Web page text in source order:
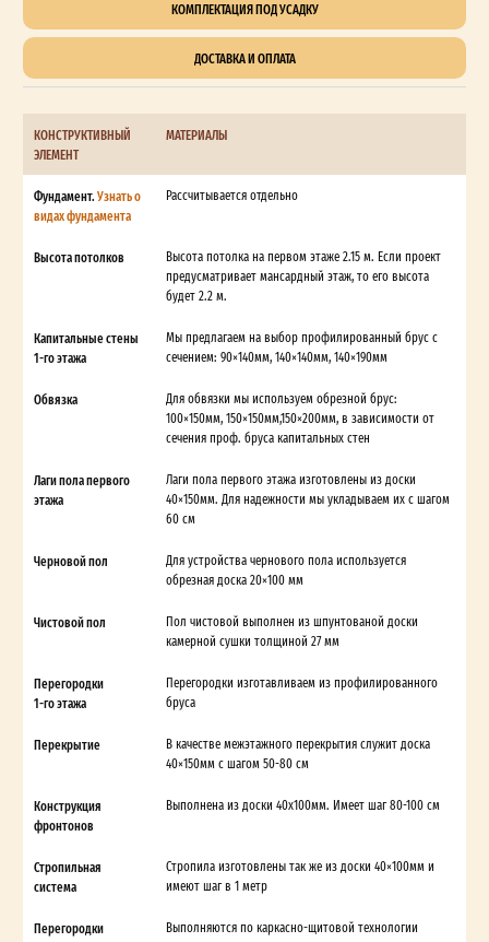
КОМПЛЕКТАЦИЯ ПОД УСАДКУ
ДОСТАВКА И ОПЛАТА
КОНСТРУКТИВНЫЙ
ЭЛЕМЕНТ
МАТЕРИАЛЫ
Фундамент.Узнать о
видах фундамента
Рассчитывается отдельно
Высота потолков
Высота потолка на первом этаже 2.15 м. Если проект
предусматривает мансардный этаж, то его высота
будет 2.2 м.
Капитальные стены
1-го этажа
Мы предлагаем на выбор профилированный брус с
сечением: 90×140мм, 140×140мм, 140×190мм
Обвязка
Для обвязки мы используем обрезной брус:
100×150мм, 150×150мм,150×200мм, в зависимости от
сечения проф. бруса капитальных стен
Лаги пола первого
этажа
Лаги пола первого этажа изготовлены из доски
40×150мм. Для надежности мы укладываем их с шагом
60 см
Черновой пол
Для устройства чернового пола используется
обрезная доска 20×100 мм
Чистовой пол
Пол чистовой выполнен из шпунтованой доски
камерной сушки толщиной 27 мм
Перегородки
1-го этажа
Перегородки изготавливаем из профилированного
бруса
Перекрытие
В качестве межэтажного перекрытия служит доска
40×150мм с шагом 50-80 см
Конструкция
фронтонов
Выполнена из доски 40х100мм. Имеет шаг 80-100 см
Стропильная
система
Стропила изготовлены так же из доски 40×100мм и
имеют шаг в 1 метр
Перегородки
Выполняются по каркасно-щитовой технологии